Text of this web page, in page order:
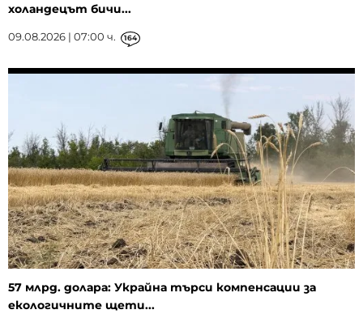
холандецът бичи...
09.08.2026 | 07:00 ч. 164
57 млрд. долара: Украйна търси компенсации за
екологичните щети...